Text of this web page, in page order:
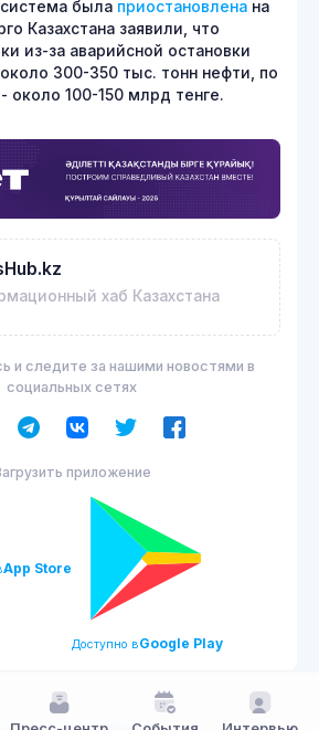
была приостановлена на
Казахстана заявили, что
из-за аварийсной остановки
300-350 тыс. тонн нефти, по
около 100-150 млрд тенге.
хаб Казахстана
и следите за нашими новостями в
социальных сетях
приложение
App Store
Доступно вGoogle Play